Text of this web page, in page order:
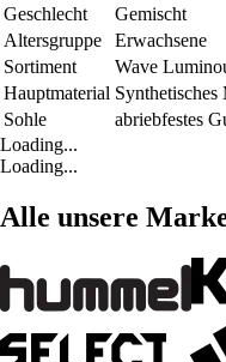
Geschlecht
Gemischt
Altersgruppe
Erwachsene
Sortiment
Wave
Hauptmaterial
Sohle
abriebfestes
Loading...
Loading...
Alle unsere